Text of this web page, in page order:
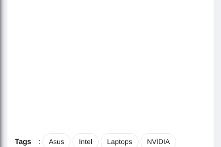
Tags : Asus Intel Laptops NVIDIA